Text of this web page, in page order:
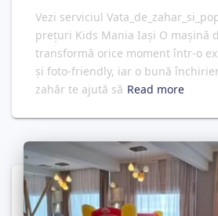
Vezi serviciul
prețuri Kids Mania Iași O mașină
transformă orice moment într-o
și foto‑friendly, iar o bună
zahăr te ajută să Read more